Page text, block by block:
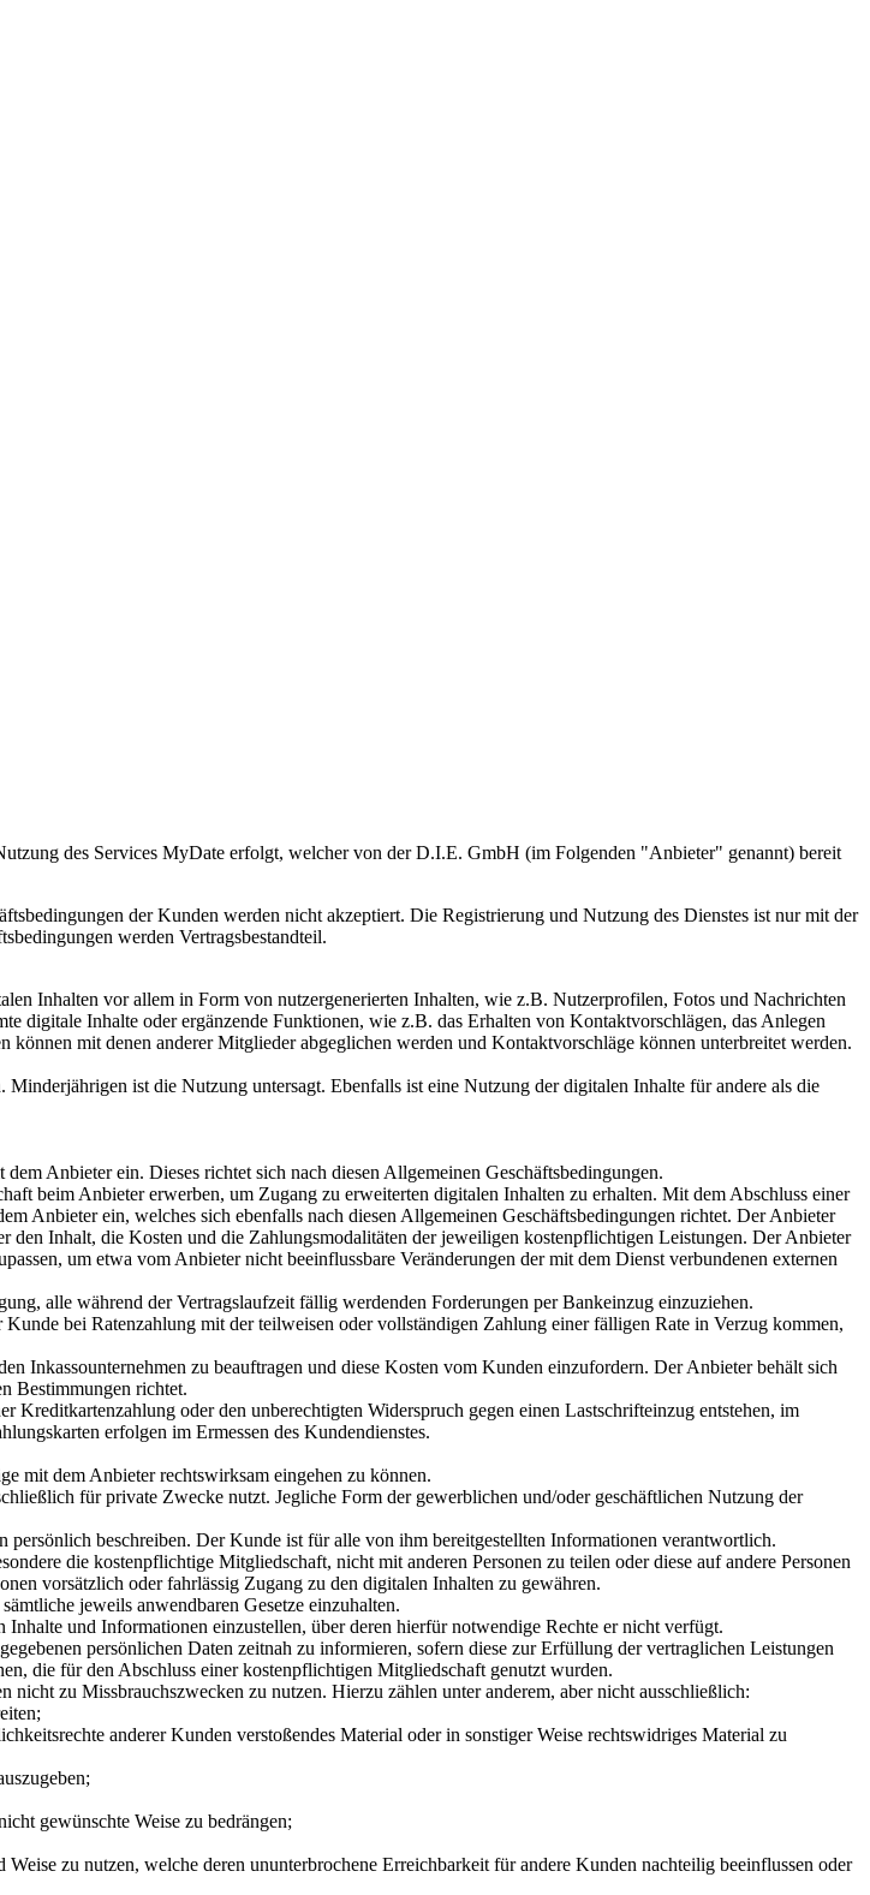
des Services MyDate erfolgt, welcher von der D.I.E. GmbH (im Folgenden "Anbieter" genannt) bereit
der Kunden werden nicht akzeptiert. Die Registrierung und Nutzung des Dienstes ist nur mit der
werden Vertragsbestandteil.
Inhalten vor allem in Form von nutzergenerierten Inhalten, wie z.B. Nutzerprofilen, Fotos und Nachrichten
digitale Inhalte oder ergänzende Funktionen, wie z.B. das Erhalten von Kontaktvorschlägen, das Anlegen
mit denen anderer Mitglieder abgeglichen werden und Kontaktvorschläge können unterbreitet werden.
ist die Nutzung untersagt. Ebenfalls ist eine Nutzung der digitalen Inhalte für andere als die
Anbieter ein. Dieses richtet sich nach diesen Allgemeinen Geschäftsbedingungen.
beim Anbieter erwerben, um Zugang zu erweiterten digitalen Inhalten zu erhalten. Mit dem Abschluss einer
Anbieter ein, welches sich ebenfalls nach diesen Allgemeinen Geschäftsbedingungen richtet. Der Anbieter
Inhalt, die Kosten und die Zahlungsmodalitäten der jeweiligen kostenpflichtigen Leistungen. Der Anbieter
um etwa vom Anbieter nicht beeinflussbare Veränderungen der mit dem Dienst verbundenen externen
alle während der Vertragslaufzeit fällig werdenden Forderungen per Bankeinzug einzuziehen.
bei Ratenzahlung mit der teilweisen oder vollständigen Zahlung einer fälligen Rate in Verzug kommen,
Inkassounternehmen zu beauftragen und diese Kosten vom Kunden einzufordern. Der Anbieter behält sich
Bestimmungen richtet.
oder den unberechtigten Widerspruch gegen einen Lastschrifteinzug entstehen, im
erfolgen im Ermessen des Kundendienstes.
mit dem Anbieter rechtswirksam eingehen zu können.
für private Zwecke nutzt. Jegliche Form der gewerblichen und/oder geschäftlichen Nutzung der
persönlich beschreiben. Der Kunde ist für alle von ihm bereitgestellten Informationen verantwortlich.
die kostenpflichtige Mitgliedschaft, nicht mit anderen Personen zu teilen oder diese auf andere Personen
vorsätzlich oder fahrlässig Zugang zu den digitalen Inhalten zu gewähren.
jeweils anwendbaren Gesetze einzuhalten.
und Informationen einzustellen, über deren hierfür notwendige Rechte er nicht verfügt.
persönlichen Daten zeitnah zu informieren, sofern diese zur Erfüllung der vertraglichen Leistungen
die für den Abschluss einer kostenpflichtigen Mitgliedschaft genutzt wurden.
zu Missbrauchszwecken zu nutzen. Hierzu zählen unter anderem, aber nicht ausschließlich:
anderer Kunden verstoßendes Material oder in sonstiger Weise rechtswidriges Material zu
gewünschte Weise zu bedrängen;
zu nutzen, welche deren ununterbrochene Erreichbarkeit für andere Kunden nachteilig beeinflussen oder